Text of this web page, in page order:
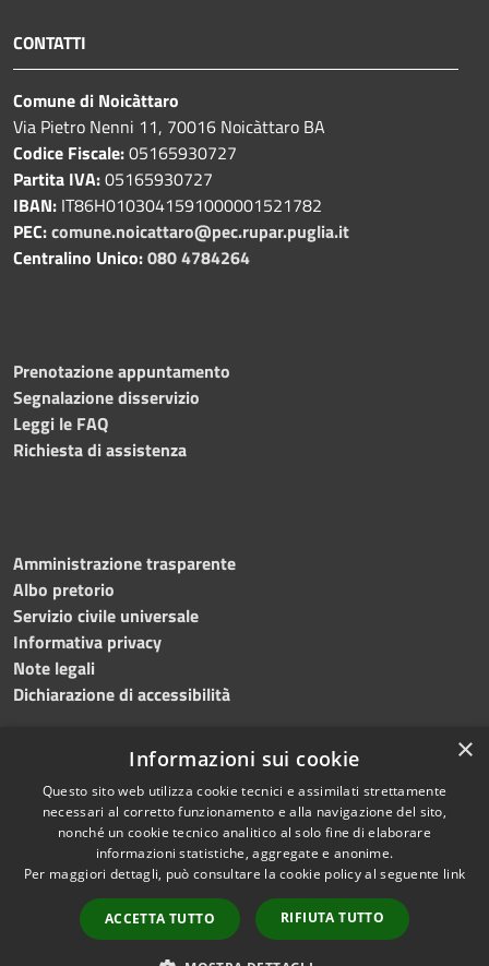
CONTATTI
Comune di Noicàttaro
Via Pietro Nenni 11, 70016 Noicàttaro BA
Codice Fiscale:05165930727
Partita IVA:05165930727
IBAN: IT86H0103041591000001521782
PEC:comune.noicattaro@pec.rupar.puglia.it
Centralino Unico:080 4784264
Prenotazione appuntamento
Segnalazione disservizio
Leggi le FAQ
Richiesta di assistenza
Amministrazione trasparente
Albo pretorio
Servizio civile universale
Informativa privacy
Note legali
Dichiarazione di accessibilità
RSS
Accessibilità
Cookie
Mappa del sito
Difensore civico
Copyright © 2023 •
Comune di Noicàttaro
Powered byMunicipium
Redazione•Portale
dipendente
WebMail Dipendenti
×
Informazioni sui cookie
Questo sito web utilizza cookie tecnici e assimilati strettamente
necessari al corretto funzionamento e alla navigazione del sito,
nonché un cookie tecnico analitico al solo fine di elaborare
informazioni statistiche, aggregate e anonime.
Per maggiori dettagli, può consultare la cookie policy al seguente link
ACCETTA TUTTO RIFIUTA TUTTO